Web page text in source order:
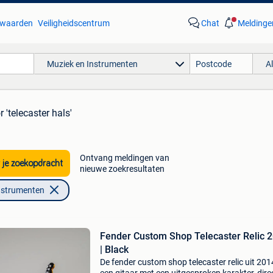
Veiligheidscentrum Chat
Muziek en Instrumenten
'telecaster hals'
je zoekopdracht
Ontvang meldingen van
nieuwe zoekresultaten
Fender Custom Shop Telecaster Relic
| Black
De fender custom shop telecaster relic uit